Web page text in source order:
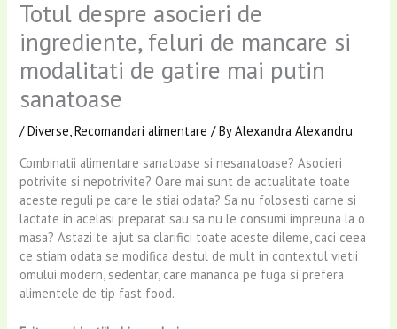
Totul despre asocieri de
ingrediente, feluri de mancare si
modalitati de gatire mai putin
sanatoase
/Diverse,Recomandari alimentare / ByAlexandra Alexandru
Combinatii alimentare sanatoase si nesanatoase? Asocieri
potrivite si nepotrivite? Oare mai sunt de actualitate toate
aceste reguli pe care le stiai odata? Sa nu folosesti carne si
lactate in acelasi preparat sau sa nu le consumi impreuna la o
masa? Astazi te ajut sa clarifici toate aceste dileme, caci ceea
ce stiam odata se modifica destul de mult in contextul vietii
omului modern, sedentar, care mananca pe fuga si prefera
alimentele de tip fast food.